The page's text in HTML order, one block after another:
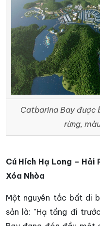
Catbarina Bay được
rừng,
Cú Hích Hạ Long – Hải
Xóa Nhòa
Một nguyên tắc bất di
sản là: "Hạ tầng đi